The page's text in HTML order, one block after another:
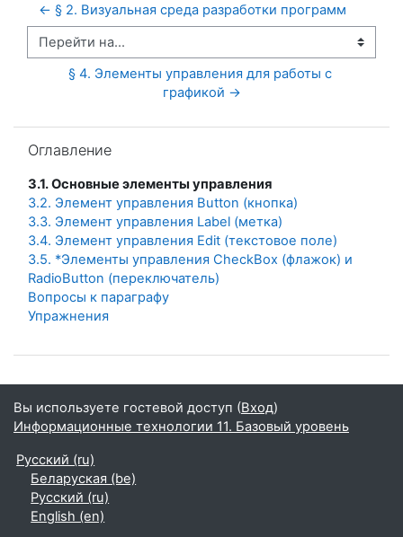
← § 2. Визуальная среда разработки программ
Перейти на...
§ 4. Элементы управления для работы с
графикой →
Оглавление
3.1. Основные элементы управления
3.2. Элемент управления Button (кнопка)
3.3. Элемент управления Label (метка)
3.4. Элемент управления Edit (текстовое поле)
3.5. *Элементы управления CheckBox (флажок) и
RadioButton (переключатель)
Вопросы к параграфу
Упражнения
Вы используете гостевой доступ (Вход)
Информационные технологии 11. Базовый уровень
Русский ‎(ru)‎
Беларуская ‎(be)‎
Русский ‎(ru)‎
English ‎(en)‎